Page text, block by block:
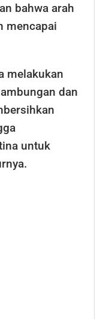
bahwa arah
mencapai
melakukan
dan
untuk